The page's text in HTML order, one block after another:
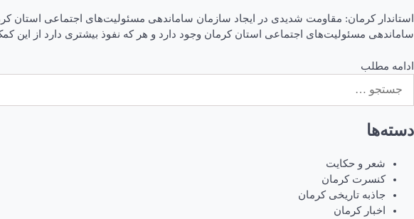
ساماندهی مسئولیت‌های اجتماعی استان کرمان وجود دارد و هر که نفوذ بیشتری دارد از این
ادامه مطلب
برای:
دسته‌ها
شعر و حکایت
کنسرت کرمان
جاذبه تاریخی کرمان
اخبار کرمان